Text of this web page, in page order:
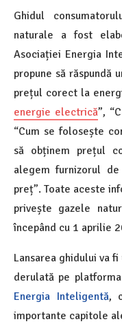
Ghidul
naturale a fost
Asociației Energia
propune să răspundă
prețul corect la
energie electrică”,
“Cum se folosește
să obținem prețul
alegem furnizorul
preț”. Toate aceste
privește gazele
începând cu 1 aprilie
Lansarea ghidului va
derulată pe
Energia Inteligentă,
importante capitole